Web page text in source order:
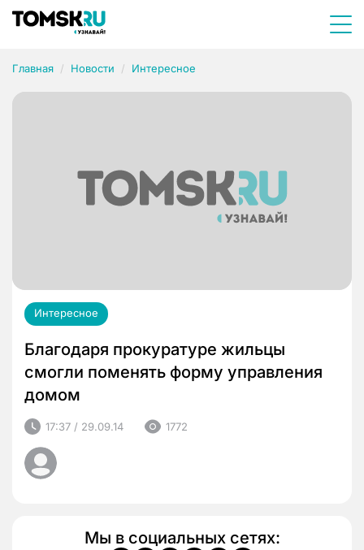
Главная Новости Интересное
Интересное
Благодаря прокуратуре жильцы
смогли поменять форму управления
домом
17:37 / 29.09.14 1772
Мы в социальных сетях: